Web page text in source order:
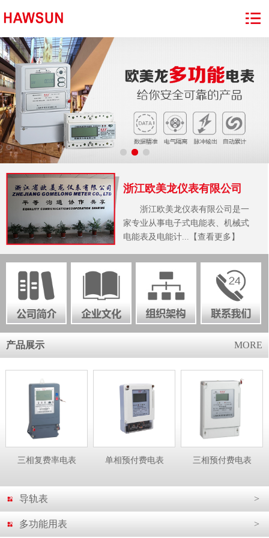
浙江欧美龙仪表有限公司
浙江欧美龙仪表有限公司是一
家专业从事电子式电能表、机械式
电能表及电能计...【查看更多】
产品展示 MORE
三相复费率电表 单相预付费电表 三相预付费电表
导轨表 >
多功能用表 >